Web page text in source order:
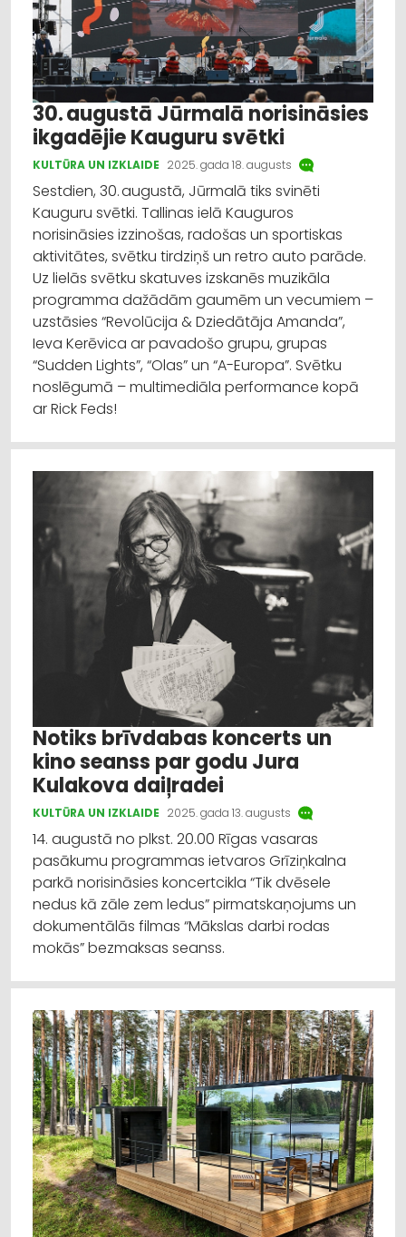
30. augustā Jūrmalā norisināsies
ikgadējie Kauguru svētki
KULTŪRA UN IZKLAIDE 2025. gada 18. augusts
Sestdien, 30. augustā, Jūrmalā tiks svinēti
Kauguru svētki. Tallinas ielā Kauguros
norisināsies izzinošas, radošas un sportiskas
aktivitātes, svētku tirdziņš un retro auto parāde.
Uz lielās svētku skatuves izskanēs muzikāla
programma dažādām gaumēm un vecumiem –
uzstāsies “Revolūcija & Dziedātāja Amanda”,
Ieva Kerēvica ar pavadošo grupu, grupas
“Sudden Lights”, “Olas” un “A-Europa”. Svētku
noslēgumā – multimediāla performance kopā
ar Rick Feds!
Notiks brīvdabas koncerts un
kino seanss par godu Jura
Kulakova daiļradei
KULTŪRA UN IZKLAIDE 2025. gada 13. augusts
14. augustā no plkst. 20.00 Rīgas vasaras
pasākumu programmas ietvaros Grīziņkalna
parkā norisināsies koncertcikla “Tik dvēsele
nedus kā zāle zem ledus” pirmatskaņojums un
dokumentālās filmas “Mākslas darbi rodas
mokās” bezmaksas seanss.